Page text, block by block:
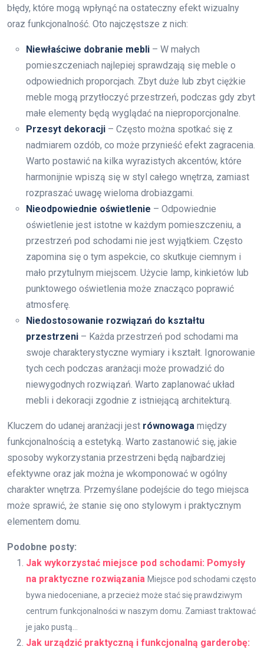
błędy, które mogą wpłynąć na ostateczny efekt wizualny
oraz funkcjonalność. Oto najczęstsze z nich:
Niewłaściwe dobranie mebli – W małych
pomieszczeniach najlepiej sprawdzają się meble o
odpowiednich proporcjach. Zbyt duże lub zbyt ciężkie
meble mogą przytłoczyć przestrzeń, podczas gdy zbyt
małe elementy będą wyglądać na nieproporcjonalne.
Przesyt dekoracji – Często można spotkać się z
nadmiarem ozdób, co może przynieść efekt zagracenia.
Warto postawić na kilka wyrazistych akcentów, które
harmonijnie wpiszą się w styl całego wnętrza, zamiast
rozpraszać uwagę wieloma drobiazgami.
Nieodpowiednie oświetlenie – Odpowiednie
oświetlenie jest istotne w każdym pomieszczeniu, a
przestrzeń pod schodami nie jest wyjątkiem. Często
zapomina się o tym aspekcie, co skutkuje ciemnym i
mało przytulnym miejscem. Użycie lamp, kinkietów lub
punktowego oświetlenia może znacząco poprawić
atmosferę.
Niedostosowanie rozwiązań do kształtu
przestrzeni – Każda przestrzeń pod schodami ma
swoje charakterystyczne wymiary i kształt. Ignorowanie
tych cech podczas aranżacji może prowadzić do
niewygodnych rozwiązań. Warto zaplanować układ
mebli i dekoracji zgodnie z istniejącą architekturą.
Kluczem do udanej aranżacji jest równowaga między
funkcjonalnością a estetyką. Warto zastanowić się, jakie
sposoby wykorzystania przestrzeni będą najbardziej
efektywne oraz jak można je wkomponować w ogólny
charakter wnętrza. Przemyślane podejście do tego miejsca
może sprawić, że stanie się ono stylowym i praktycznym
elementem domu.
Podobne posty:
Jak wykorzystać miejsce pod schodami: Pomysły
na praktyczne rozwiązania Miejsce pod schodami często
bywa niedoceniane, a przecież może stać się prawdziwym
centrum funkcjonalności w naszym domu. Zamiast traktować
je jako pustą...
Jak urządzić praktyczną i funkcjonalną garderobę: